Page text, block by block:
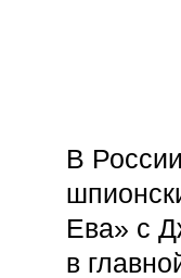
В
Ева» с
в